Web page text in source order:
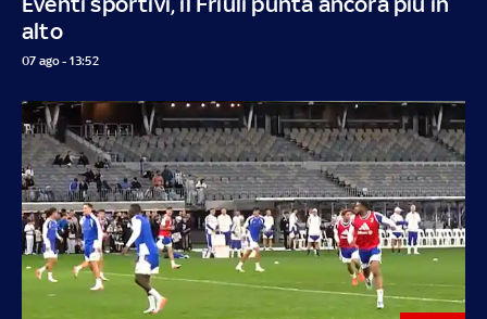
alto
07 ago - 13:52